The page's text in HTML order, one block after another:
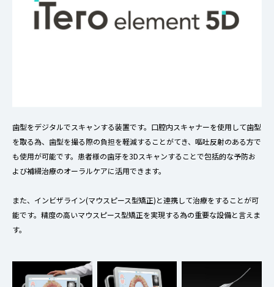
歯型をデジタルでスキャンする装置です。口腔内スキャナーを使用して歯型
を取る為、歯型を撮る際の負担を軽減することがてき、嘔吐反射のある方で
も使用が可能です。患者様の歯牙を3Dスキャンすることで包括的な予防お
よび補綴治療のオーラルケアに活用できます。
また、インビザライン(マウスピース型矯正)と連携して治療をすることが可
能です。精度の高いマウスピース型矯正を実現する為の重要な設備と言えま
す。